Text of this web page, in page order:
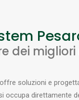
dei
soluzioni e
occupa direttamente